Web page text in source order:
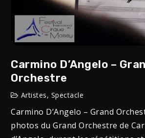
Carmino D’Angelo –
Orchestre
Artistes, Spectacle
Carmino D’Angelo – Grand
photos du Grand Orchestre de